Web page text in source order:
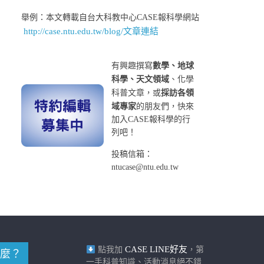
舉例：本文轉載自台大科教中心CASE報科學網站
http://case.ntu.edu.tw/blog/文章連結
有興趣撰寫數學、地球
科學、天文領域 、化學
科普文章，或採訪各領
域專家的朋友們，快來
加入CASE報科學的行
列吧！
投稿信箱：
ntucase@ntu.edu.tw
？ 點我加 CASE LINE好友 ，第
一手科普知識、活動消息絕不錯